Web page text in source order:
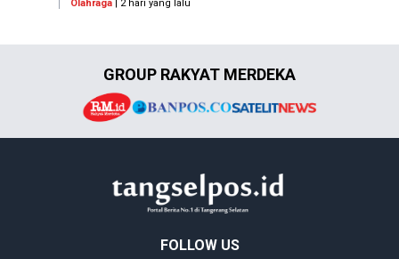
Olahraga| 2 hari yang lalu
GROUP RAKYAT MERDEKA
FOLLOW US